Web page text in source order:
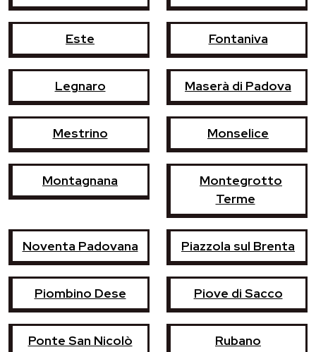
Este Fontaniva
Legnaro Maserà di Padova
Mestrino Monselice
Montagnana
Montegrotto
Terme
Noventa Padovana Piazzola sul Brenta
Piombino Dese Piove di Sacco
Ponte San Nicolò Rubano